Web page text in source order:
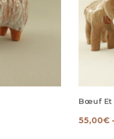
Bœuf Et
55,00€